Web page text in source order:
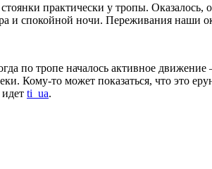
практически у тропы. Оказалось,
и спокойной ночи. Переживания наши
по тропе началось активное
Кому-то может показаться, что это
ti_ua.